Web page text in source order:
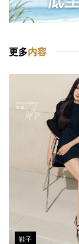
更多内容
鞋子